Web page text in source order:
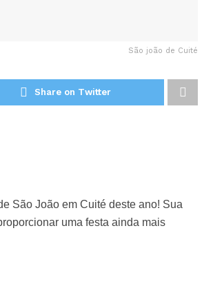
São joão de Cuité
Share on Twitter
São João em Cuité deste ano! Sua
uma festa ainda mais